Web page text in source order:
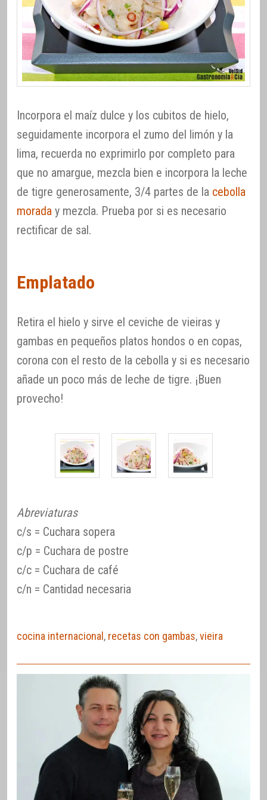
Incorpora el maíz dulce y los cubitos de hielo,
seguidamente incorpora el zumo del limón y la
lima, recuerda no exprimirlo por completo para
que no amargue, mezcla bien e incorpora la leche
de tigre generosamente, 3/4 partes de la cebolla
morada y mezcla. Prueba por si es necesario
rectificar de sal.
Emplatado
Retira el hielo y sirve el ceviche de vieiras y
gambas en pequeños platos hondos o en copas,
corona con el resto de la cebolla y si es necesario
añade un poco más de leche de tigre. ¡Buen
provecho!
Abreviaturas
c/s = Cuchara sopera
c/p = Cuchara de postre
c/c = Cuchara de café
c/n = Cantidad necesaria
cocina internacional , recetas con gambas,vieira